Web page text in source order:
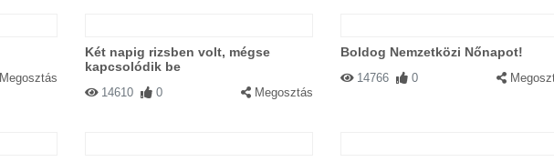
Megosztás
Két napig rizsben volt, mégse
kapcsolódik be
14610 0 Megosztás
Boldog Nemzetközi Nőnapot!
14766 0